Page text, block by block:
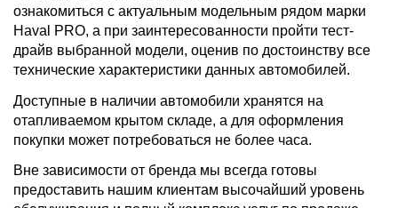
ознакомиться с актуальным модельным рядом марки
Haval PRO, а при заинтересованности пройти тест-
драйв выбранной модели, оценив по достоинству все
технические характеристики данных автомобилей.
Доступные в наличии автомобили хранятся на
отапливаемом крытом складе, а для оформления
покупки может потребоваться не более часа.
Вне зависимости от бренда мы всегда готовы
предоставить нашим клиентам высочайший уровень